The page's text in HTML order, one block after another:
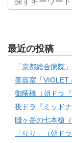
最近の投稿
「京都総合病院
美容室「VIOLET
御蔭橋（朝ドラ『
夜ドラ『ミッド
賤ヶ岳の七本槍
「りり」（朝ド